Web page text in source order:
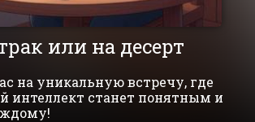
или на десерт
на уникальную встречу, где
интеллект станет понятным и